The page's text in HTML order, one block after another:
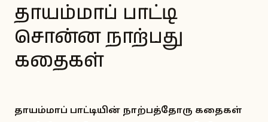
தாயம்மாப் பாட்டி
சொன்ன நாற்பது
கதைகள்
தாயம்மாப் பாட்டியின் நாற்பத்தோரு கதைகள்